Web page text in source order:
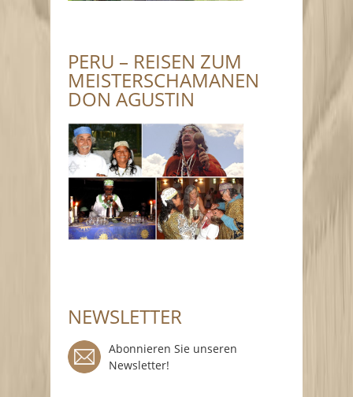
PERU – REISEN ZUM
MEISTERSCHAMANEN
DON AGUSTIN
NEWSLETTER
Abonnieren Sie unseren
Newsletter!